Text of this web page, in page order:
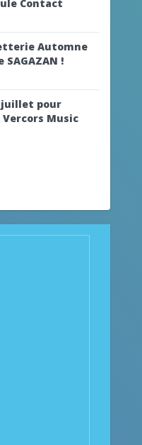
Contact
Automne
!
juillet pour
Music